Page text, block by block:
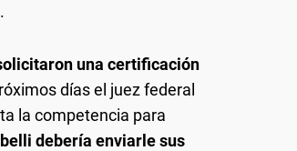
una certificación
días el juez federal
la competencia para
debería enviarle sus